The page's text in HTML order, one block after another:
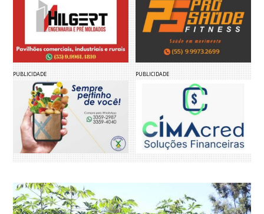
PUBLICIDADE PUBLICIDADE